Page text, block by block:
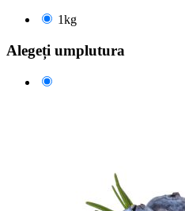
1kg
Alegeți umplutura